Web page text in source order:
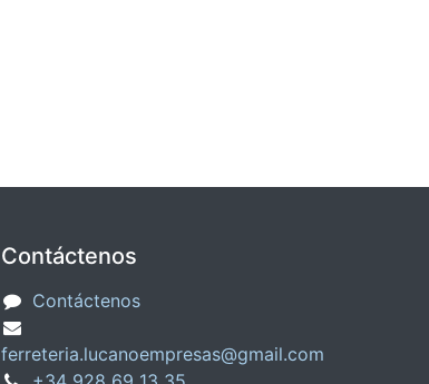
Contáctenos
Contáctenos
ferreteria.lucanoempresas@gmail.com